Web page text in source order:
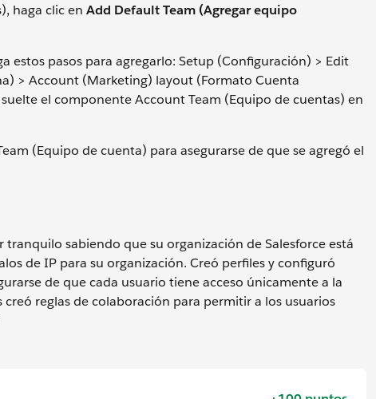
haga clic en Add Default Team (Agregar equipo
estos pasos para agregarlo: Setup (Configuración) > Edit
> Account (Marketing) layout (Formato Cuenta
el componente Account Team (Equipo de cuentas) en
(Equipo de cuenta) para asegurarse de que se agregó el
sabiendo que su organización de Salesforce está
de IP para su organización. Creó perfiles y configuró
de que cada usuario tiene acceso únicamente a la
reglas de colaboración para permitir a los usuarios